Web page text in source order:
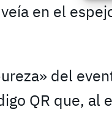
en el
del
QR que, al